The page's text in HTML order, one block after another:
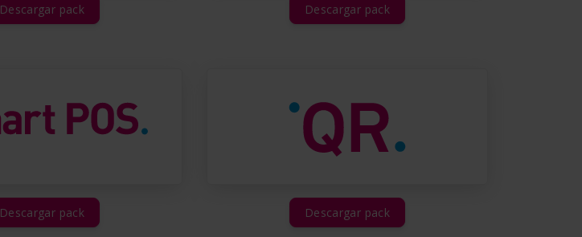
Descargar pack Descargar pack
Descargar pack Descargar pack